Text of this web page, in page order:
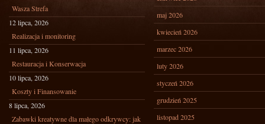
Wasza Strefa
12 lipca, 2026
Realizacja i monitoring
11 lipca, 2026
Restauracja i Konserwacja
10 lipca, 2026
Koszty i Finansowanie
8 lipca, 2026
Zabawki kreatywne dla małego odkrywcy: jak
maj 2026
kwiecień 2026
marzec 2026
luty 2026
styczeń 2026
grudzień 2025
listopad 2025